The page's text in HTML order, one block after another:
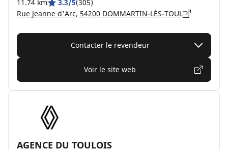
11.74 km 3.3/5(305)
Rue Jeanne d'Arc, 54200 DOMMARTIN-LÈS-TOUL
Contacter le revendeur
Voir le site web
AGENCE DU TOULOIS